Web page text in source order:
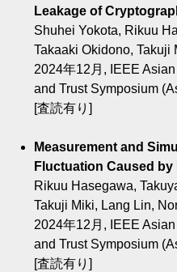
Leakage of
Shuhei Yokota, Rikuu
Takaaki Okidono, Takuji
2024年12月, IEEE
and Trust Symposium
[査読有り]
Measurement and
Fluctuation Caused by
Rikuu Hasegawa,
Takuji Miki, Lang Lin,
2024年12月, IEEE
and Trust Symposium
[査読有り]